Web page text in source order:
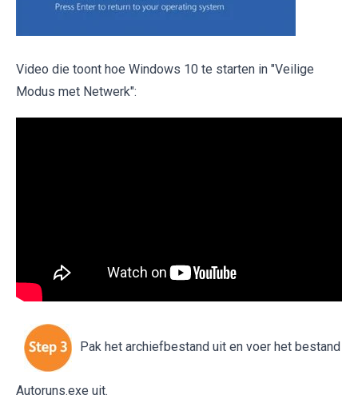
Video die toont hoe Windows 10 te starten in "Veilige
Modus met Netwerk":
Pak het archiefbestand uit en voer het bestand
Autoruns.exe uit.